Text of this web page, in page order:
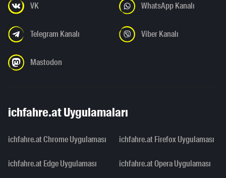
VK WhatsApp Kanalı
Telegram Kanalı Viber Kanalı
Mastodon
ichfahre.at Uygulamaları
ichfahre.at Chrome Uygulaması ichfahre.at Firefox Uygulaması
ichfahre.at Edge Uygulaması ichfahre.at Opera Uygulaması